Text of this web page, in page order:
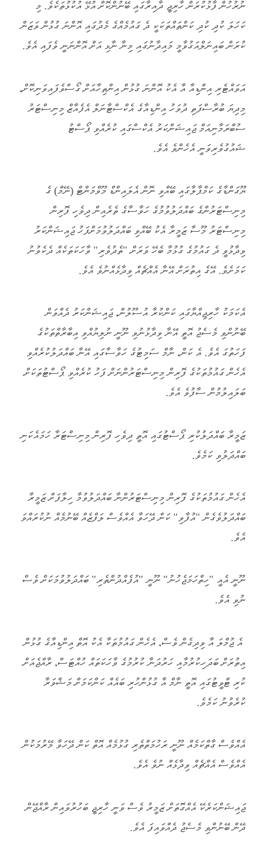
ނުރުހުން ފާޅުކުރަން ހާރިޖީ ދާއިރާގައި ބޭނުންކޮށް އުޅޭ އުކުޅުތަކެވެ. މި
ކަހަލަ ކުދި ކުދި ކަންތައްތަކަކީ ދެ ގައުމެއްގެ މެދުގައި އޮންނަ ގުޅުން ވަޒަން
ކުރަން ބައިނަލްއަގުވާމީ މައިދާނުގައި މިނާ ނާޅި އަށް އޮންނަނީ ވެފައި އެވެ.
އަވައްޓެރި އިންޑިއާ އާ އެކު އޮންނަ ގުޅުން އިންތިހާއަށް ގޯސްވެފައިވަނިކޮށް،
މިދިޔަ ބުރާސްފަތި ދުވަހު އިންޑިއާގެ އެކްސްޓާނަލް އެފެއާޒް މިނިސްޓަރު
ސުބްރަމާނިއަމް ޖައިޝަންކަރު އެކްސްގައި ކުރެއްވި ޕޯސްޓު
ޝައުގުވެރިވަނީ އެހެންވެ އެވެ.
ޔޫގަންޑާގެ ކަމްޕާލާގައި ބޭއްވި ނޮން އެލައިންޑް މޫވްމަންޓް (ނޭމް) ގެ
މިނިސްޓަރުންގެ ބައްދަލުވުމުގެ ހަވާސާގެ ތެރެއިން ދިވެހި ފޮރިން
މިނިސްޓަރު މޫސާ ޒަމީރާ އެކު ބޭއްވި ބައްދަލުވުމަށްފަހު ޖައިޝަންކަރު
ވިދާޅުވީ ދެ ގައުމުގެ ގުޅުމާ ބެހޭ ވަރަށް "ތެދުވެރި" ވާހަކަތަކެއް ދެކެވުނު
ކަމަށެވެ. އޭގެ އިތުރަށް އޭނާ އެއްޗެއް ވިދާޅެއްނުވެ އެވެ.
އެކަމަކު ހާރިޖިއްޔާގައި ކަންކުރާ އުސޫލުން، ޖައިޝަންކަރު ދެއްވަން
ބޭނުންވި މެސެޖު އޮތީ އޭނާ ވިދާޅުނުވި ނޫނީ ނުލިޔުއްވި އިބާރާތްތަކުގެ
ފަހަތުގަ އެވެ. އެ ކަން، ނާމް ސަމިޓުގެ ހަވާސާގައި އޭނާ ބައްދަލުކުރެއްވި
އެހެން ގައުމުތަކުގެ ފޮރިން މިނިސްޓަރުންނަށް ފަހު ކުރެއްވި ޕޯސްޓުތަކަށް
ބަލައިލުމުން ސާފުވެ އެވެ.
ޒަމީރާ ބައްދަލުކުރި ޕޯސްޓުގައި އޮތީ ދިވެހި ފޮރިން މިނިސްޓަރާ ހަމައެކަނި
ބައްދަލުވި ކަމެވެ.
އެހެން ގައުމުތަކުގެ ފޮރިން މިނިސްޓަރުންނާ ބައްދަލުވުމާ ހިލާފަށް ޒަމީރާ
ބައްދަލުވެގެން "އުފާވި" ކަން ދޭހަވާ އެއްވެސް ލަފްޒެއް ބޭނުމެއް ނުކުރައްވަ
އެވެ.
ނޫނީ އެއީ "ހިތްހަމަޖެހުނު" ނޫނީ "އުފެއްދުންތެރި" ބައްދަލުވުމަކަށް ވެސް
ނުވި އެވެ.
އެ ޖުމްލަ އާ ވިދިގެން ވެސް، އެހެން ގައުމުތަކާ އެކު އޮތް އިންޑިއާގެ ގުޅުން
އިތުރަށް ބަދަހިކުރުމާއި ހަރުދަނާ ކުރުމުގެ ވާހަކަތައް ހުއްޓަސް، ރާއްޖެއަށް
ކުރި ޓްވީޓުގައި އޮތީ ނާމް އާ ގުޅުންހުރި ބައެއް ކަންކަމަށް މަޝްވަރާ
ކުރެވުނު ކަމެވެ.
އެއްވެސް ގާތްކަމެއް ނޫނީ ރަހުމަތްތެރި ގުޅުމެއް އޮތް ކަން ދޭހަވާ މޭރުމަކުން
އެއްވެސް އެއްޗެއް ވިދާޅެއް ނުވެ އެވެ.
ޖައިޝަންކަރެކޭ އެއްގޮތަށް ޒަމީރު ވެސް ވަނީ ހާރިޖީ ބަހުރުވައިން ރާއްޖޭން
ދޭން ބޭނުންވި މެސެޖު ދެއްވައިފަ އެވެ.